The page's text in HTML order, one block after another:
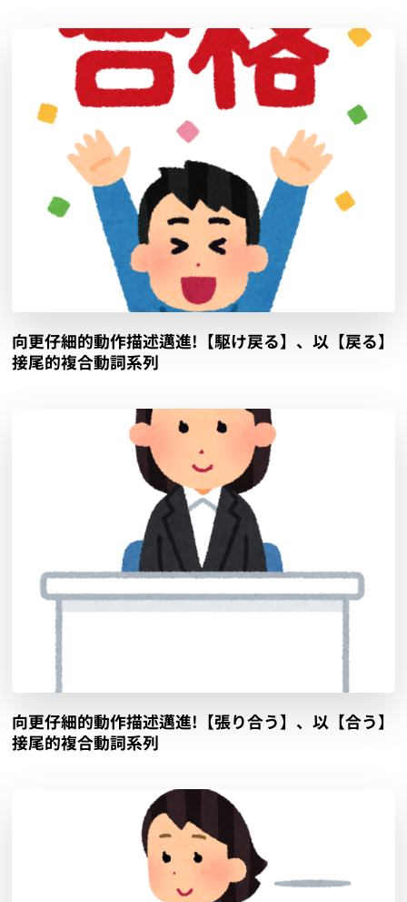
向更仔細的動作描述邁進!【駆け戻る】、以【戻る】
接尾的複合動詞系列
向更仔細的動作描述邁進!【張り合う】、以【合う】
接尾的複合動詞系列